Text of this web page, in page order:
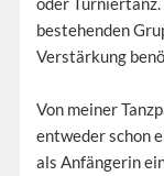
bestehenden
Verstärkung
Von meiner
entweder schon
als Anfängerin